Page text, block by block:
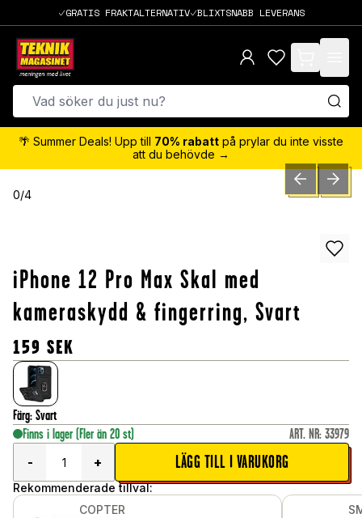
GRATIS FRAKTALTERNATIV BLIXTSNABB LEVERANS
items in cart,
🌴 Summer Deals! Upp till 70% rabatt på prylar du inte visste
att du behövde →
0/4 PREVIOUSNEXT
iPhone 12 Pro Max Skal med
kameraskydd & fingerring, Svart
159 SEK
Färg: Svart
Finns i lager (Fler än 20 st) ART. NR: 33979
-
+ LÄGG TILL I VARUKORG
Rekommenderade tillval:
COPTER